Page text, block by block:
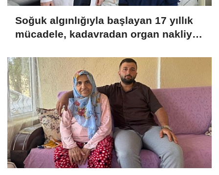
Soğuk algınlığıyla başlayan 17 yıllık
mücadele, kadavradan organ nakliyle